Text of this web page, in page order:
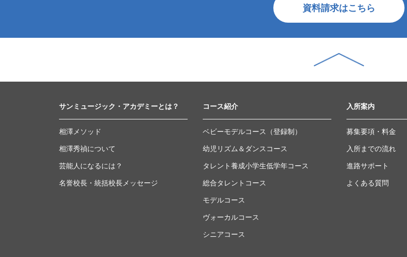
資料請求はこちら
サンミュージック・アカデミーとは？
相澤メソッド
相澤秀禎について
芸能人になるには？
名誉校長・統括校長メッセージ
コース紹介
ベビーモデルコース（登録制）
幼児リズム＆ダンスコース
タレント養成小学生低学年コース
総合タレントコース
モデルコース
ヴォーカルコース
シニアコース
入所案内
募集要項・料金
入所までの流れ
進路サポート
よくある質問